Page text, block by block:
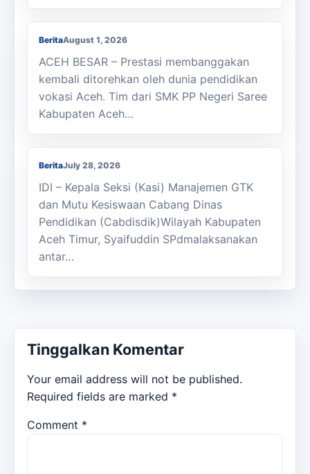
Raih Juara LKS Nasional 2026
BeritaAugust 1, 2026
ACEH BESAR – Prestasi membanggakan
kembali ditorehkan oleh dunia pendidikan
vokasi Aceh. Tim dari SMK PP Negeri Saree
Kabupaten Aceh…
Kasi Cabdisdik Kabupaten Aceh Timur
Antar Tugas Kepala SMKN 1 Julok
BeritaJuly 28, 2026
IDI – Kepala Seksi (Kasi) Manajemen GTK
dan Mutu Kesiswaan Cabang Dinas
Pendidikan (Cabdisdik)Wilayah Kabupaten
Aceh Timur, Syaifuddin SPdmalaksanakan
antar…
Tinggalkan Komentar
Your email address will not be published.
Required fields are marked *
Comment *